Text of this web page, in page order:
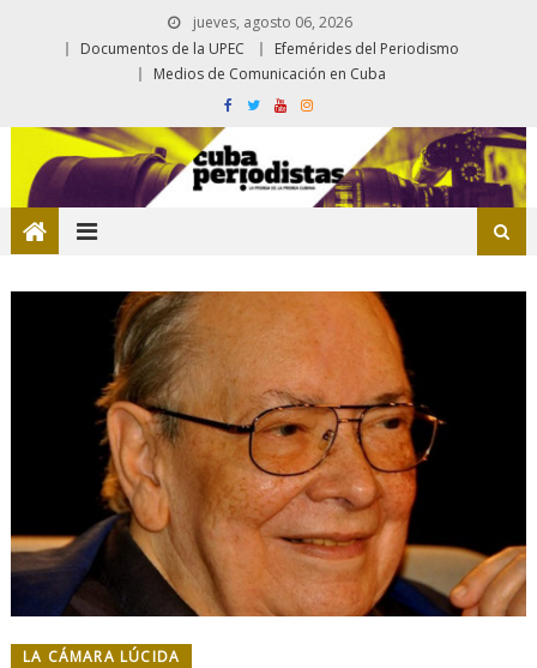
jueves, agosto 06, 2026
Documentos de la UPEC
Efemérides del Periodismo
Medios de Comunicación en Cuba
LA CÁMARA LÚCIDA